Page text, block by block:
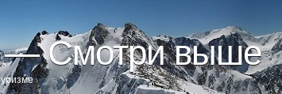
— Смотри выше